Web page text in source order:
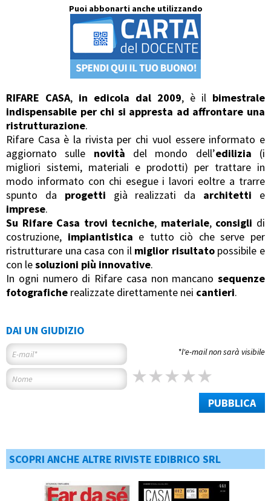
Puoi abbonarti anche utilizzando
RIFARE CASA, in edicola dal 2009, è il bimestrale
indispensabile per chi si appresta ad affrontare una
ristrutturazione.
Rifare Casa è la rivista per chi vuol essere informato e
aggiornato sulle novità del mondo dell’edilizia (i
migliori sistemi, materiali e prodotti) per trattare in
modo informato con chi esegue i lavori eoltre a trarre
spunto da progetti già realizzati da architetti e
imprese.
Su Rifare Casa trovi tecniche, materiale, consigli di
costruzione, impiantistica e tutto ciò che serve per
ristrutturare una casa con il miglior risultatopossibile e
con lesoluzioni più innovative.
In ogni numero di Rifare casa non mancano sequenze
fotografiche realizzate direttamente nei cantieri.
DAI UN GIUDIZIO
*l'e-mail non sarà visibile
PUBBLICA
SCOPRI ANCHE ALTRE RIVISTE EDIBRICO SRL